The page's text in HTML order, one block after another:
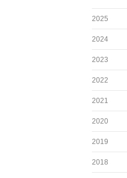
2025
2024
2023
2022
2021
2020
2019
2018